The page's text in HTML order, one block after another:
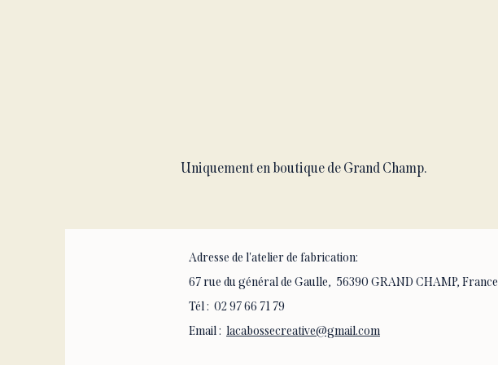
Uniquement en boutique de Grand Champ.
Adresse de l'atelier de fabrication:
67 rue du général de Gaulle, 56390 GRAND CHAMP, France
Tél : 02 97 66 71 79
Email : lacabossecreative@gmail.com